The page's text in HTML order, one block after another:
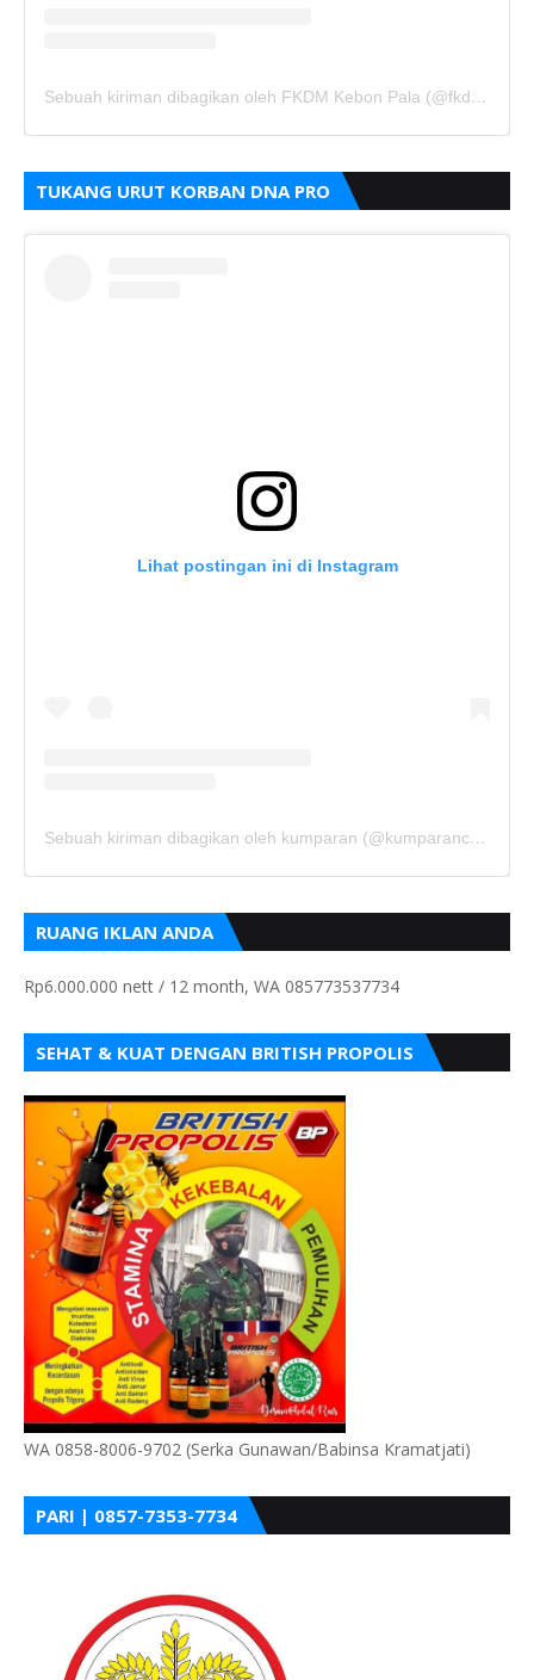
Sebuah kiriman dibagikan oleh FKDM Kebon Pala (@fkdm_kebonpala)
TUKANG URUT KORBAN DNA PRO
Lihat postingan ini di Instagram
Sebuah kiriman dibagikan oleh kumparan (@kumparancom)
RUANG IKLAN ANDA
Rp6.000.000 nett / 12 month, WA 085773537734
SEHAT & KUAT DENGAN BRITISH PROPOLIS
WA 0858-8006-9702 (Serka Gunawan/Babinsa Kramatjati)
PARI | 0857-7353-7734